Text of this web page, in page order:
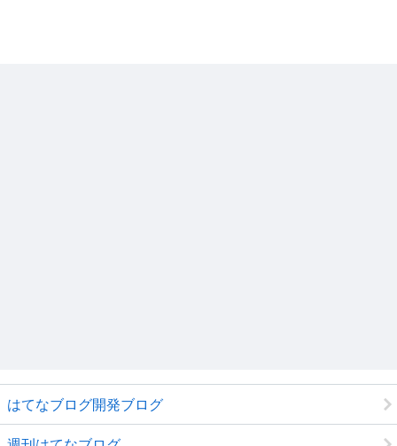
はてなブログ開発ブログ